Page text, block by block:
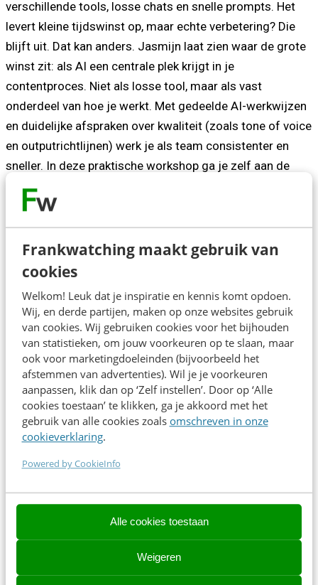
Frankwatching maakt gebruik van
cookies
Welkom! Leuk dat je inspiratie en kennis komt opdoen.
Wij, en derde partijen, maken op onze websites gebruik
van cookies. Wij gebruiken cookies voor het bijhouden
van statistieken, om jouw voorkeuren op te slaan, maar
ook voor marketingdoeleinden (bijvoorbeeld het
afstemmen van advertenties). Wil je je voorkeuren
aanpassen, klik dan op ‘Zelf instellen’. Door op ‘Alle
cookies toestaan’ te klikken, ga je akkoord met het
gebruik van alle cookies zoals omschreven in onze
cookieverklaring.
Powered by CookieInfo
Alle cookies toestaan
Weigeren
verschillende tools, losse chats en snelle prompts. Het
levert kleine tijdswinst op, maar echte verbetering? Die
blijft uit. Dat kan anders. Jasmijn laat zien waar de grote
winst zit: als AI een centrale plek krijgt in je
contentproces. Niet als losse tool, maar als vast
onderdeel van hoe je werkt. Met gedeelde AI-werkwijzen
en duidelijke afspraken over kwaliteit (zoals tone of voice
en outputrichtlijnen) werk je als team consistenter en
sneller. In deze praktische workshop ga je zelf aan de
slag met één van je eigen contentprocessen. Je brengt
alle stappen in kaart en ontdek waar AI structureel
waarde kan toevoegen. Zo werk je stap voor stap toe
naar een gezamenlijke manier van werken met AI binnen
je team.
Over de spreker
Jasmijn is contentspecialist bij Crossphase-Presenter.
Met haar creatieve en strategische blik maakt ze content
die helder en helemaal on‑brand is. Haar passie voor